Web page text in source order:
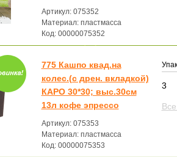
Артикул: 075352
Материал: пластмасса
Код: 00000075352
775 Кашпо квад.на
колес.(с дрен. вкладкой)
КАРО 30*30; выс.30см
13л кофе эпрессо
Артикул: 075353
Материал: пластмасса
Код: 00000075353
3